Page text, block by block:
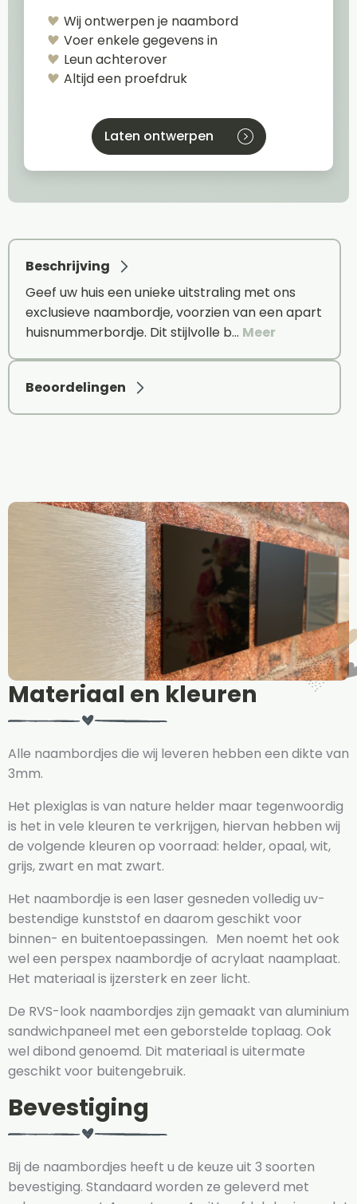
Wij ontwerpen je naambord
Voer enkele gegevens in
Leun achterover
Altijd een proefdruk
Laten ontwerpen
Beschrijving
Geef uw huis een unieke uitstraling met ons
exclusieve naambordje, voorzien van een apart
huisnummerbordje. Dit stijlvolle b… Meer
Beoordelingen
Materiaal en kleuren
Alle naambordjes die wij leveren hebben een dikte van
3mm.
Het plexiglas is van nature helder maar tegenwoordig
is het in vele kleuren te verkrijgen, hiervan hebben wij
de volgende kleuren op voorraad: helder, opaal, wit,
grijs, zwart en mat zwart.
Het naambordje is een laser gesneden volledig uv-
bestendige kunststof en daarom geschikt voor
binnen- en buitentoepassingen. Men noemt het ook
wel een perspex naambordje of acrylaat naamplaat.
Het materiaal is ijzersterk en zeer licht.
De RVS-look naambordjes zijn gemaakt van aluminium
sandwichpaneel met een geborstelde toplaag. Ook
wel dibond genoemd. Dit materiaal is uitermate
geschikt voor buitengebruik.
Bevestiging
Bij de naambordjes heeft u de keuze uit 3 soorten
bevestiging. Standaard worden ze geleverd met